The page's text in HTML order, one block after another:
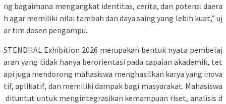
ng bagaimana mengangkat identitas, cerita, dan potensi daera
h agar memiliki nilai tambah dan daya saing yang lebih kuat,” uj
ar tim dosen pengampu.
STENDHAL Exhibition 2026 merupakan bentuk nyata pembelaj
aran yang tidak hanya berorientasi pada capaian akademik, tet
api juga mendorong mahasiswa menghasilkan karya yang inova
tif, aplikatif, dan memiliki dampak bagi masyarakat. Mahasiswa
dituntut untuk mengintegrasikan kemampuan riset, analisis d